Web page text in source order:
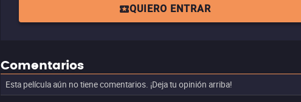
QUIERO ENTRAR
Comentarios
Esta película aún no tiene comentarios. ¡Deja tu opinión arriba!